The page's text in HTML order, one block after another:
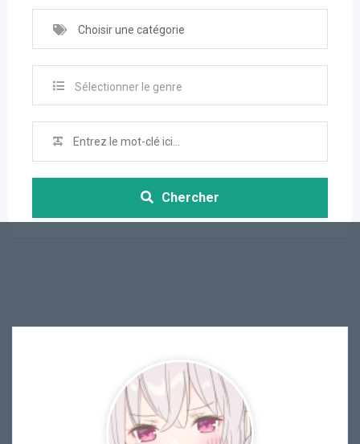
Choisir une catégorie
Sélectionner le genre
Chercher